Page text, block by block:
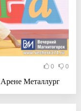
0 0
Металлург